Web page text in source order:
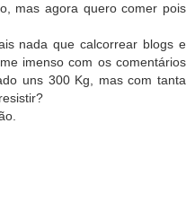
mas agora quero comer pois
nada que calcorrear blogs e
imenso com os comentários
uns 300 Kg, mas com tanta